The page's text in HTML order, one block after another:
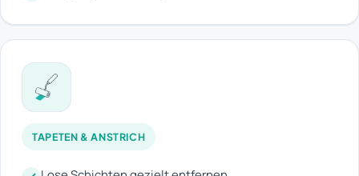
TAPETEN & ANSTRICH